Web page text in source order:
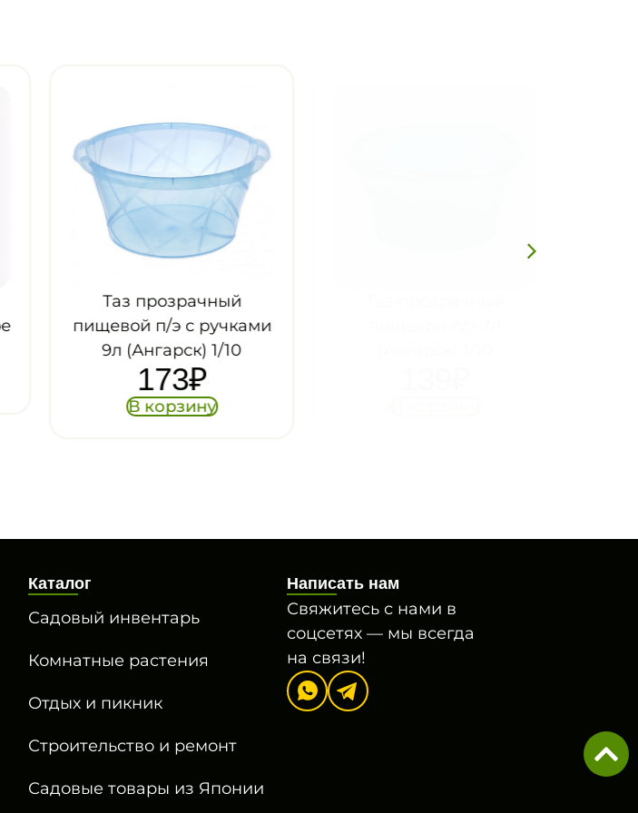
Таз прозрачный
пищевой п/э с ручками
9л (Ангарск) 1/10
173₽
В корзину
Каталог
Садовый инвентарь
Комнатные растения
Отдых и пикник
Строительство и ремонт
Садовые товары из Японии
Написать нам
Свяжитесь с нами в
соцсетях — мы всегда
на связи!